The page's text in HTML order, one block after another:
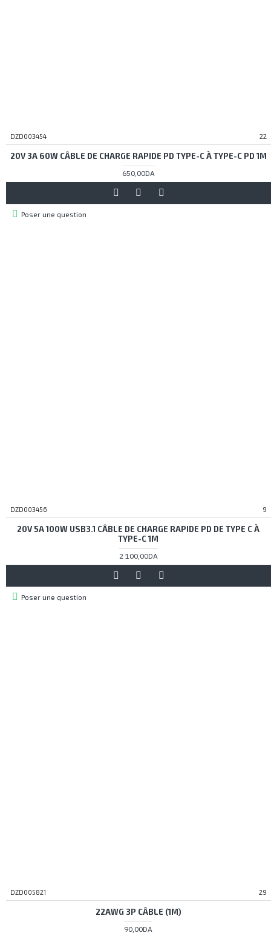
DZD003454 22
20V 3A 60W CÂBLE DE CHARGE RAPIDE PD TYPE-C À TYPE-C PD 1M
650,00DA
Poser une question
DZD003456 9
20V 5A 100W USB3.1 CÂBLE DE CHARGE RAPIDE PD DE TYPE C À
TYPE-C 1M
2 100,00DA
Poser une question
DZD005821 29
22AWG 3P CÂBLE (1M)
90,00DA